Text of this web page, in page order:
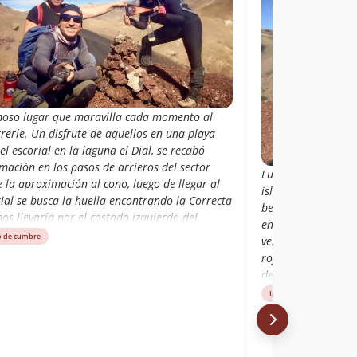
lugar que maravilla cada momento al
Un disfrute de aquellos en una playa
escorial en la laguna el Dial, se recabó
en los pasos de arrieros del sector
la aproximación al cono, luego de llegar al
se busca la huella encontrando la Correcta
llevaría por el costado izquierdo del
pasando por bellas vegas hasta la base del
de cumbre
Luego de
isla a pies a la
bellas vegas
entorno, hasta
ver el cono de
roji Luego de
desde la isla a
sus bellas vegas
entorno, hasta
ver el cono de
Libro de cumbre